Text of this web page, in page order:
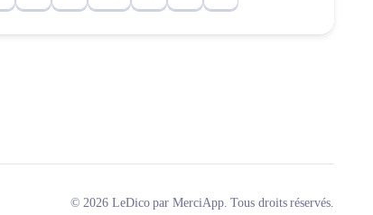
© 2026 LeDico par MerciApp. Tous droits réservés.